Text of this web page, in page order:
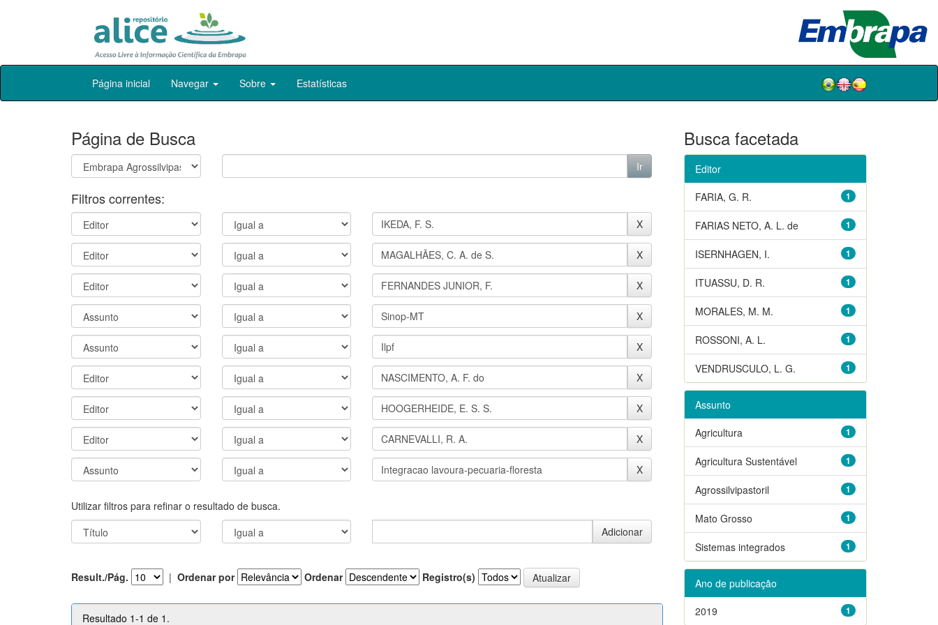
Skip
Página inicial Navegar Sobre Estatísticas
Página de Busca
Filtros correntes:
Utilizar filtros para refinar o resultado de busca.
Result./Pág. | Ordenar por Ordenar Registro(s)
Resultado 1-1 de 1.
Busca facetada
Editor
1
FARIA, G. R.
1
FARIAS NETO, A. L. de
1
ISERNHAGEN, I.
1
ITUASSU, D. R.
1
MORALES, M. M.
1
ROSSONI, A. L.
1
VENDRUSCULO, L. G.
Assunto
1
Agricultura
1
Agricultura Sustentável
1
Agrossilvipastoril
1
Mato Grosso
1
Sistemas integrados
Ano de publicação
1
2019